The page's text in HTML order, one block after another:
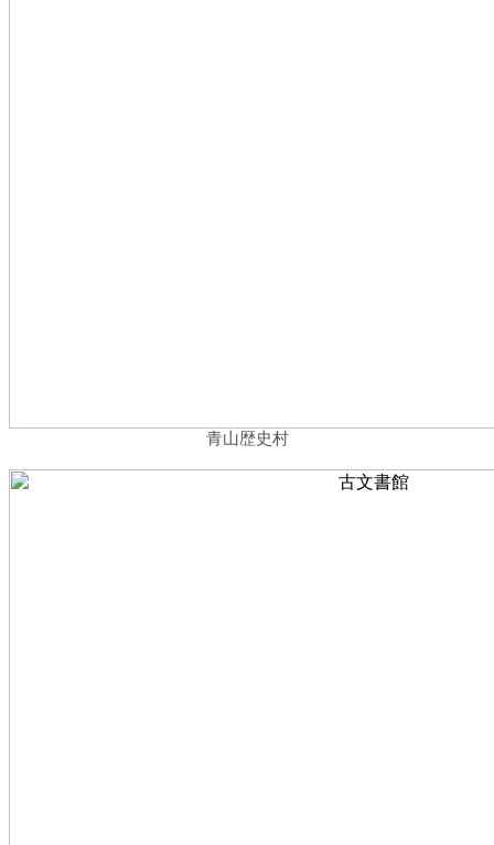
青山歴史村